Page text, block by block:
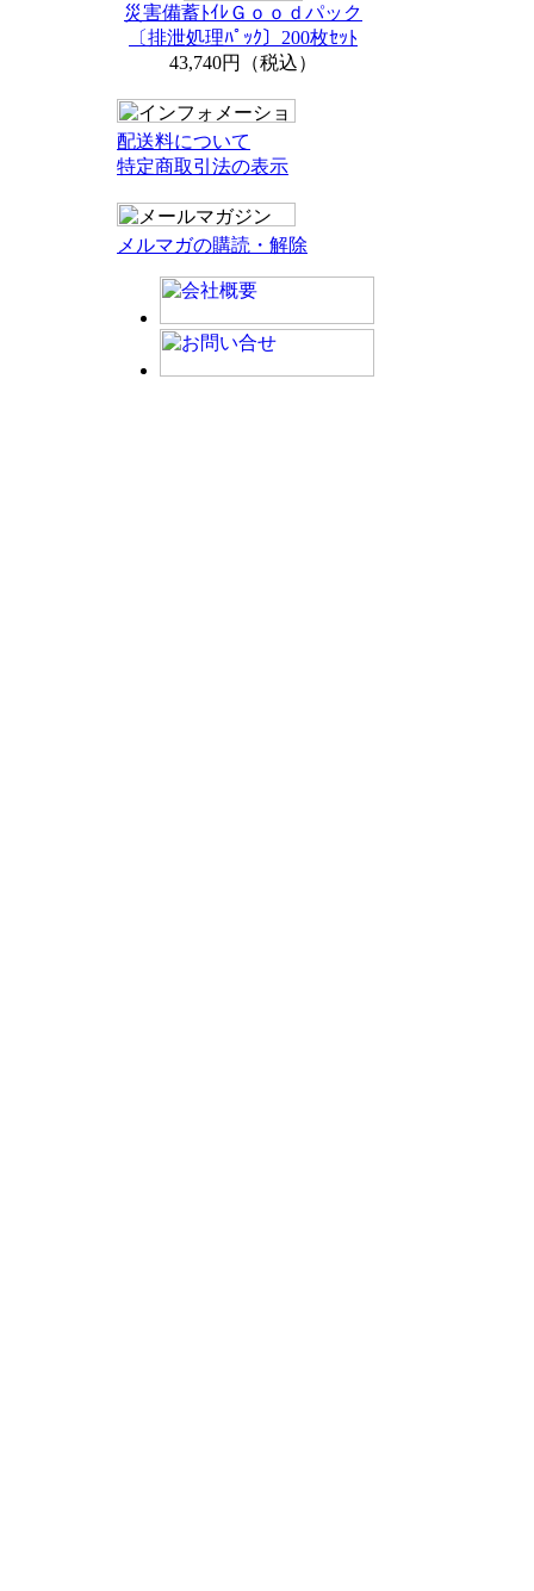
災害備蓄ﾄｲﾚＧｏｏｄパック
〔排泄処理ﾊﾟｯｸ〕200枚ｾｯﾄ
43,740円（税込）
配送料について
特定商取引法の表示
メルマガの購読・解除